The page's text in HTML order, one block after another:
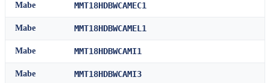
Mabe MMT18HDBWCAMEC1
Mabe MMT18HDBWCAMEL1
Mabe MMT18HDBWCAMI1
Mabe MMT18HDBWCAMI3